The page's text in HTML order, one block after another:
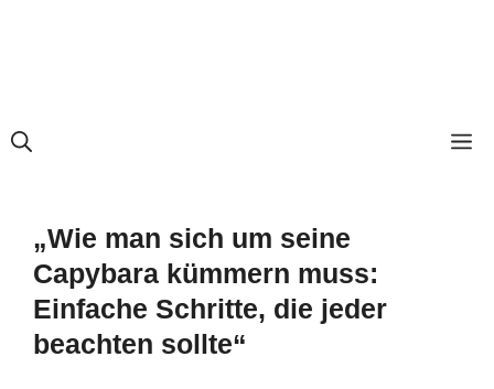
„Wie man sich um seine
Capybara kümmern muss:
Einfache Schritte, die jeder
beachten sollte“